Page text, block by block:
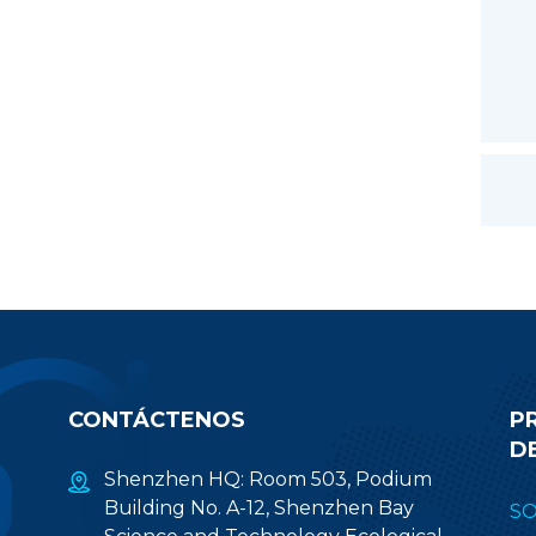
CONTÁCTENOS
Shenzhen HQ: Room 503, Podium
Building No. A-12, Shenzhen Bay